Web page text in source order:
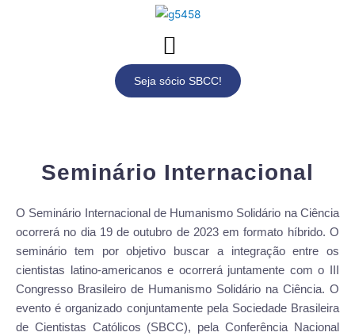
Seja sócio SBCC!
Seminário Internacional
O Seminário Internacional de Humanismo Solidário na Ciência
ocorrerá no dia 19 de outubro de 2023 em formato híbrido. O
seminário tem por objetivo buscar a integração entre os
cientistas latino-americanos e ocorrerá juntamente com o III
Congresso Brasileiro de Humanismo Solidário na Ciência. O
evento é organizado conjuntamente pela Sociedade Brasileira
de Cientistas Católicos (SBCC), pela Conferência Nacional